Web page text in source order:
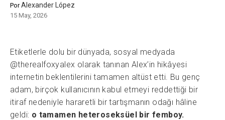
PorAlexander López
15 May, 2026
Etiketlerle dolu bir dünyada, sosyal medyada
@therealfoxyalex olarak tanınan Alex’in hikâyesi
internetin beklentilerini tamamen altüst etti. Bu genç
adam, birçok kullanıcının kabul etmeyi reddettiği bir
itiraf nedeniyle hararetli bir tartışmanın odağı hâline
geldi: o tamamen heteroseksüel bir femboy.